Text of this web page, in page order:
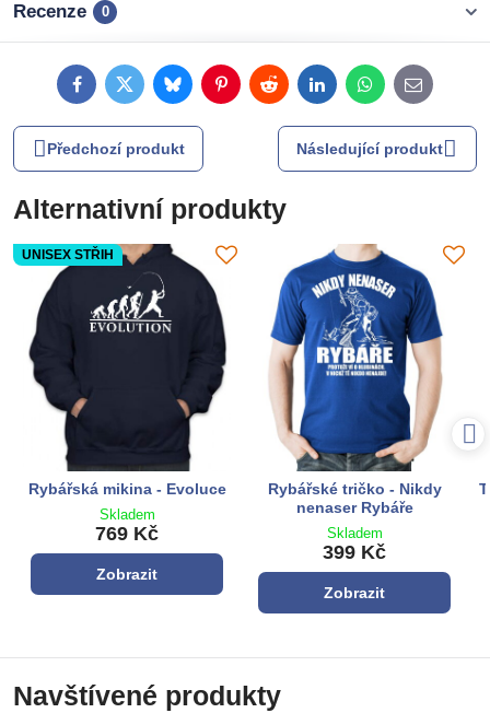
Recenze 0
FacebookTwitterBlueskyPinterestRedditLinkedInWhatsApp
E-
mail
Předchozí produkt Následující produkt
Alternativní produkty
UNISEX STŘIH
Rybářská mikina - Evoluce
Skladem
769 Kč
Zobrazit
Rybářské tričko - Nikdy
nenaser Rybáře
Skladem
399 Kč
Zobrazit
Navštívené produkty